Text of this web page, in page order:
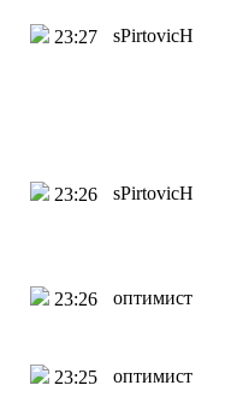
23:27 sPirtovicH
23:26 sPirtovicH
23:26 оптимист
23:25 оптимист